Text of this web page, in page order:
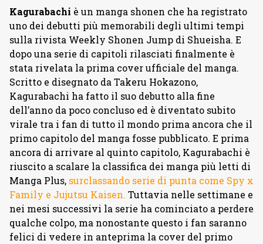
Kagurabachi è un manga shonen che ha registrato
uno dei debutti più memorabili degli ultimi tempi
sulla rivista Weekly Shonen Jump di Shueisha. E
dopo una serie di capitoli rilasciati finalmente è
stata rivelata la prima cover ufficiale del manga.
Scritto e disegnato da Takeru Hokazono,
Kagurabachi ha fatto il suo debutto alla fine
dell’anno da poco concluso ed è diventato subito
virale tra i fan di tutto il mondo prima ancora che il
primo capitolo del manga fosse pubblicato. E prima
ancora di arrivare al quinto capitolo, Kagurabachi è
riuscito a scalare la classifica dei manga più letti di
Manga Plus, surclassando serie di punta come Spy x
Family e Jujutsu Kaisen. Tuttavia nelle settimane e
nei mesi successivi la serie ha cominciato a perdere
qualche colpo, ma nonostante questo i fan saranno
felici di vedere in anteprima la cover del primo